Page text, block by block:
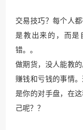
交易技巧？每个人
是教出来的，而是
错。。
做期货，没人能教
赚钱和亏钱的事情
是你的对手盘，在
己呢？？